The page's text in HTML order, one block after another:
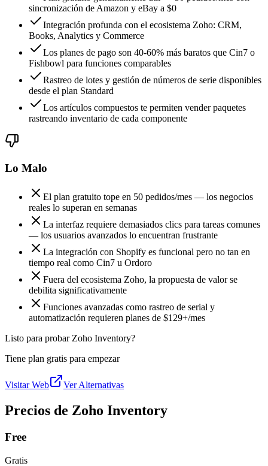
sincronización de Amazon y eBay a $0
Integración profunda con el ecosistema Zoho: CRM,
Books, Analytics y Commerce
Los planes de pago son 40-60% más baratos que Cin7 o
Fishbowl para funciones comparables
Rastreo de lotes y gestión de números de serie disponibles
desde el plan Standard
Los artículos compuestos te permiten vender paquetes
rastreando inventario de cada componente
Lo Malo
El plan gratuito tope en 50 pedidos/mes — los negocios
reales lo superan en semanas
La interfaz requiere demasiados clics para tareas comunes
— los usuarios avanzados lo encuentran frustrante
La integración con Shopify es funcional pero no tan en
tiempo real como Cin7 u Ordoro
Fuera del ecosistema Zoho, la propuesta de valor se
debilita significativamente
Funciones avanzadas como rastreo de serial y
automatización requieren planes de $129+/mes
Listo para probar Zoho Inventory?
Tiene plan gratis para empezar
Visitar Web Ver Alternativas
Precios de Zoho Inventory
Free
Gratis